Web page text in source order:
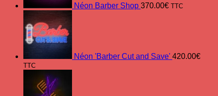
Néon Barber Shop 370.00€ TTC
Néon 'Barber Cut and Save' 420.00€
TTC